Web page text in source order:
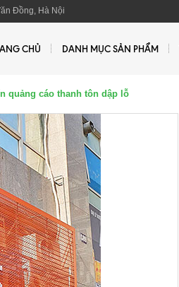
Đồng, Hà Nội
CHỦ DANH MỤC SẢN PHẨM
quảng cáo thanh tôn dập lỗ